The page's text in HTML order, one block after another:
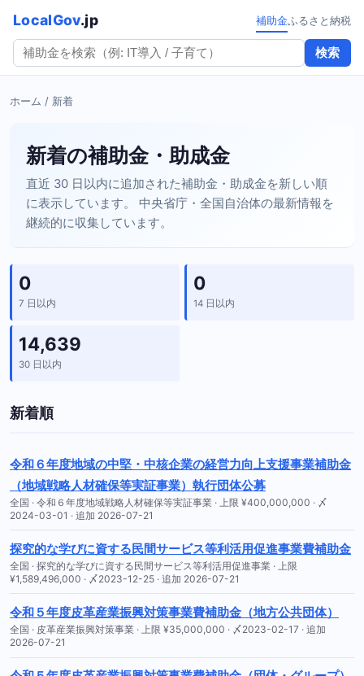
LocalGov.jp
検索
補助金ふるさと納税
ホーム / 新着
新着の補助金・助成金
直近 30 日以内に追加された補助金・助成金を新しい順
に表示しています。 中央省庁・全国自治体の最新情報を
継続的に収集しています。
0
7 日以内
0
14 日以内
14,639
30 日以内
新着順
令和６年度地域の中堅・中核企業の経営力向上支援事業補助金
（地域戦略人材確保等実証事業）執行団体公募
全国 · 令和６年度地域戦略人材確保等実証事業 · 上限 ¥400,000,000 · 〆
2024-03-01 · 追加 2026-07-21
探究的な学びに資する民間サービス等利活用促進事業費補助金
全国 · 探究的な学びに資する民間サービス等利活用促進事業 · 上限
¥1,589,496,000 · 〆2023-12-25 · 追加 2026-07-21
令和５年度皮革産業振興対策事業費補助金（地方公共団体）
全国 · 皮革産業振興対策事業 · 上限 ¥35,000,000 · 〆2023-02-17 · 追加
2026-07-21